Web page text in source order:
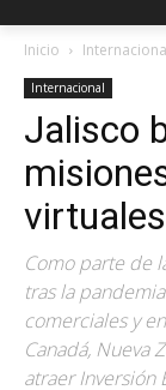
Inicio
Internacional
Jalisco
virtuales
Como parte de
tras la
comerciales y
Canadá, Nueva
atraer Inversión